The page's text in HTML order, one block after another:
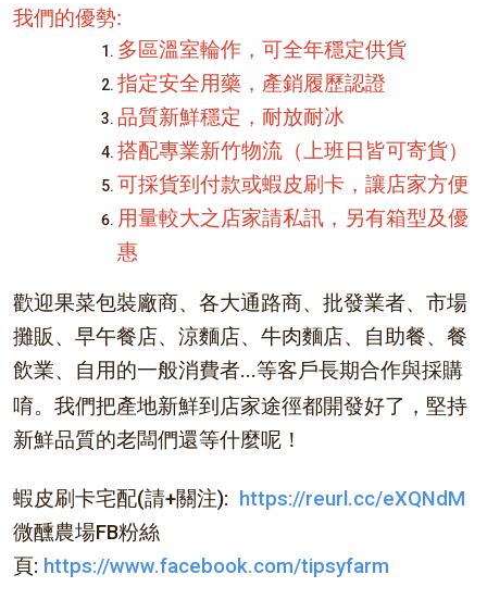
我們的優勢:
多區溫室輪作，可全年穩定供貨
指定安全用藥，產銷履歷認證
品質新鮮穩定，耐放耐冰
搭配專業新竹物流（上班日皆可寄貨）
可採貨到付款或蝦皮刷卡，讓店家方便
用量較大之店家請私訊，另有箱型及優
惠
歡迎果菜包裝廠商、各大通路商、批發業者、市場
攤販、早午餐店、涼麵店、牛肉麵店、自助餐、餐
飲業、自用的一般消費者...等客戶長期合作與採購
唷。 我們把產地新鮮到店家途徑都開發好了，堅持
新鮮品質的老闆們還等什麼呢！
蝦皮刷卡宅配(請+關注): https://reurl.cc/eXQNdM
微醺農場FB粉絲
頁: https://www.facebook.com/tipsyfarm